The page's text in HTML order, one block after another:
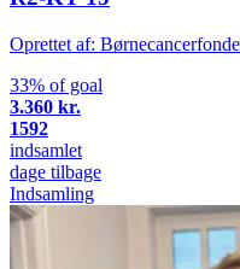
Oprettet af:
33% of goal
3.360 kr.
1592
indsamlet
dage tilbage
Indsamling